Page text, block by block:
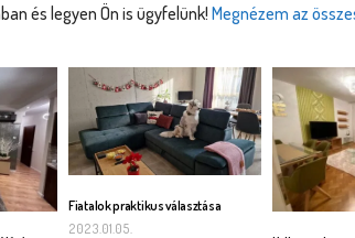
és legyen Ön is ügyfelünk! Megnézem az
Fiatalok praktikus választása
2023.01.05.